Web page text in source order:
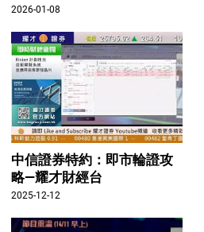
2026-01-08
中信證券特約：即市輪證攻
略—耀才財經台
2025-12-12